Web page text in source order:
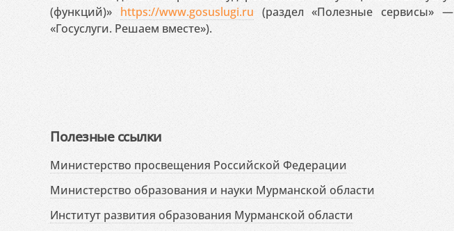
(функций)» https://www.gosuslugi.ru (раздел «Полезные сервисы» —
«Госуслуги. Решаем вместе»).
Полезные ссылки
Министерство просвещения Российской Федерации
Министерство образования и науки Мурманской области
Институт развития образования Мурманской области